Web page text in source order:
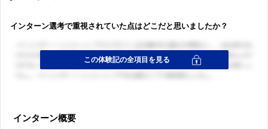
インターン選考で重視されていた点はどこだと思いましたか？
インターン概要